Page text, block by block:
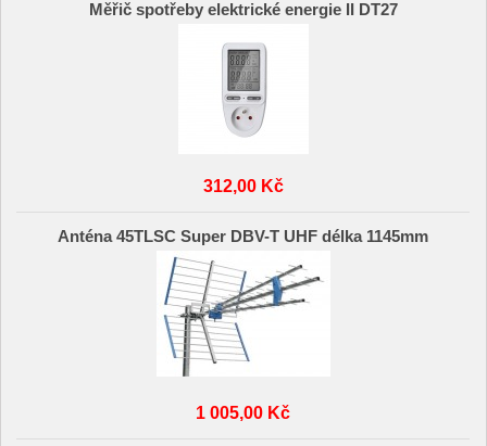
Měřič spotřeby elektrické energie II DT27
312,00 Kč
Anténa 45TLSC Super DBV-T UHF délka 1145mm
1 005,00 Kč